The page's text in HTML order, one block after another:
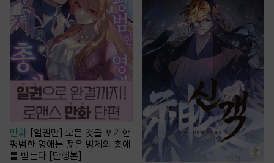
만화
[일권만] 모든 것을 포기한
평범한 영애는 젊은 빙제의 총애
를 받는다 [단행본]